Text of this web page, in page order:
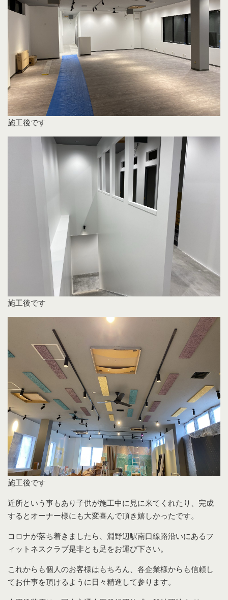
施工後です
施工後です
施工後です
近所という事もあり子供が施工中に見に来てくれたり、完成
するとオーナー様にも大変喜んで頂き嬉しかったです。
コロナが落ち着きましたら、淵野辺駅南口線路沿いにあるフ
ィットネスクラブ是非とも足をお運び下さい。
これからも個人のお客様はもちろん、各企業様からも信頼し
てお仕事を頂けるように日々精進して参ります。